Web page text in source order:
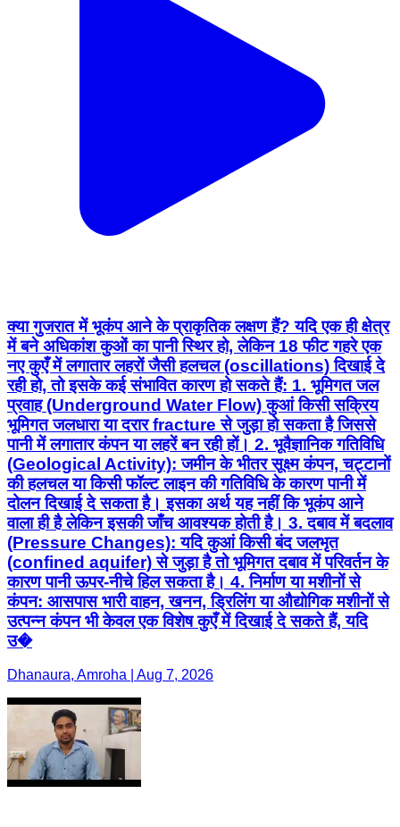
क्या गुजरात में भूकंप आने के प्राकृतिक लक्षण हैं? यदि एक ही क्षेत्र
में बने अधिकांश कुओं का पानी स्थिर हो, लेकिन 18 फीट गहरे एक
नए कुएँ में लगातार लहरों जैसी हलचल (oscillations) दिखाई दे
रही हो, तो इसके कई संभावित कारण हो सकते हैं: 1. भूमिगत जल
प्रवाह (Underground Water Flow) कुआं किसी सक्रिय
भूमिगत जलधारा या दरार fracture से जुड़ा हो सकता है जिससे
पानी में लगातार कंपन या लहरें बन रही हों। 2. भूवैज्ञानिक गतिविधि
(Geological Activity): जमीन के भीतर सूक्ष्म कंपन, चट्टानों
की हलचल या किसी फॉल्ट लाइन की गतिविधि के कारण पानी में
दोलन दिखाई दे सकता है। इसका अर्थ यह नहीं कि भूकंप आने
वाला ही है लेकिन इसकी जाँच आवश्यक होती है। 3. दबाव में बदलाव
(Pressure Changes): यदि कुआं किसी बंद जलभृत
(confined aquifer) से जुड़ा है तो भूमिगत दबाव में परिवर्तन के
कारण पानी ऊपर-नीचे हिल सकता है। 4. निर्माण या मशीनों से
कंपन: आसपास भारी वाहन, खनन, ड्रिलिंग या औद्योगिक मशीनों से
उत्पन्न कंपन भी केवल एक विशेष कुएँ में दिखाई दे सकते हैं, यदि
उ�
Dhanaura, Amroha | Aug 7, 2026